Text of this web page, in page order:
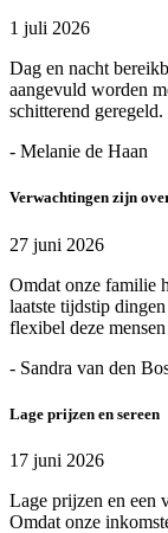
1 juli 2026
Dag en nacht
aangevuld worden
schitterend geregeld.
- Melanie de Haan
Verwachtingen zijn
27 juni 2026
Omdat onze familie
laatste tijdstip
flexibel deze
- Sandra van den
Lage prijzen en sereen
17 juni 2026
Lage prijzen en een
Omdat onze